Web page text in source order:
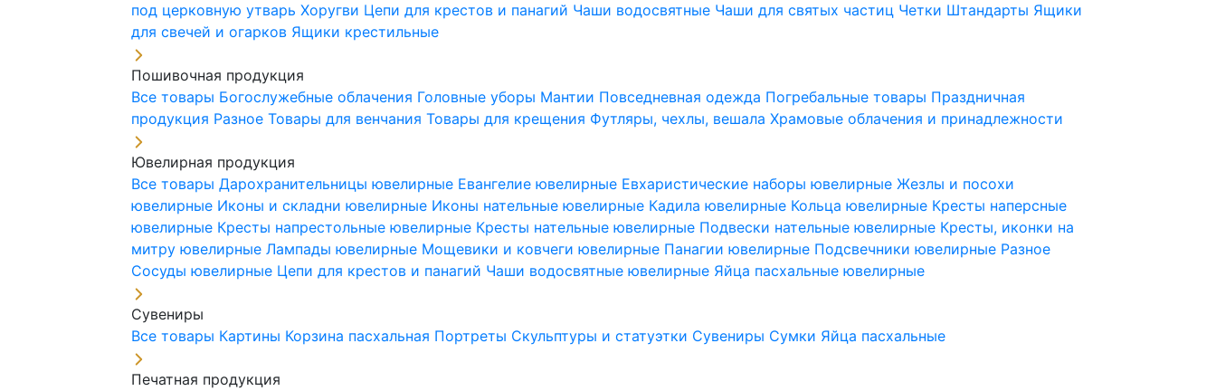
под церковную утварьХоругви Цепи для крестов и панагий Чаши водосвятные Чаши для святых частиц Четки Штандарты Ящики
для свечей и огарков Ящики крестильные
Пошивочная продукция
Все товары Богослужебные облачения Головные уборы Мантии Повседневная одежда Погребальные товары Праздничная
продукция РазноеТовары для венчанияТовары для крещения Футляры, чехлы, вешалаХрамовые облачения и принадлежности
Ювелирная продукция
Все товарыДарохранительницы ювелирные Евангелие ювелирные Евхаристические наборы ювелирныеЖезлы и посохи
ювелирные Иконы и складни ювелирные Иконы нательные ювелирные Кадила ювелирные Кольца ювелирные Кресты наперсные
ювелирные Кресты напрестольные ювелирные Кресты нательные ювелирные Подвески нательные ювелирные Кресты, иконки на
митру ювелирныеЛампады ювелирные Мощевики и ковчеги ювелирные Панагии ювелирные Подсвечники ювелирные Разное
Сосуды ювелирные Цепи для крестов и панагий Чаши водосвятные ювелирные Яйца пасхальные ювелирные
Сувениры
Все товары Картины Корзина пасхальная Портреты Скульптуры и статуэтки Сувениры Сумки Яйца пасхальные
Печатная продукция